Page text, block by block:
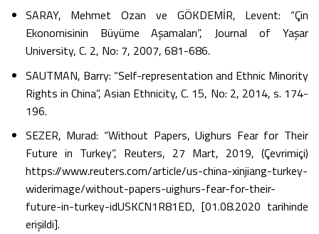
SARAY, Mehmet Ozan ve GÖKDEMİR, Levent: “Çin
Ekonomisinin Büyüme Aşamaları”, Journal of Yaşar
University, C. 2, No: 7, 2007, 681-686.
SAUTMAN, Barry: “Self-representation and Ethnic Minority
Rights in China”, Asian Ethnicity, C. 15, No: 2, 2014, s. 174-
196.
SEZER, Murad: “Without Papers, Uighurs Fear for Their
Future in Turkey”, Reuters, 27 Mart, 2019, (Çevrimiçi)
https://www.reuters.com/article/us-china-xinjiang-turkey-
widerimage/without-papers-uighurs-fear-for-their-
future-in-turkey-idUSKCN1R81ED, [01.08.2020 tarihinde
erişildi].